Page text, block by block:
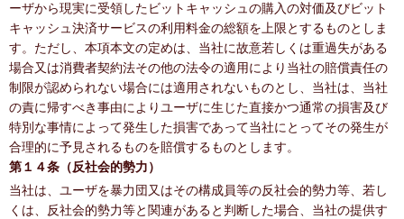
ーザから現実に受領したビットキャッシュの購入の対価及びビット
キャッシュ決済サービスの利用料金の総額を上限とするものとしま
す。ただし、本項本文の定めは、当社に故意若しくは重過失がある
場合又は消費者契約法その他の法令の適用により当社の賠償責任の
制限が認められない場合には適用されないものとし、当社は、当社
の責に帰すべき事由によりユーザに生じた直接かつ通常の損害及び
特別な事情によって発生した損害であって当社にとってその発生が
合理的に予見されるものを賠償するものとします。
第１４条（反社会的勢力）
当社は、ユーザを暴力団又はその構成員等の反社会的勢力等、若し
くは、反社会的勢力等と関連があると判断した場合、当社の提供す